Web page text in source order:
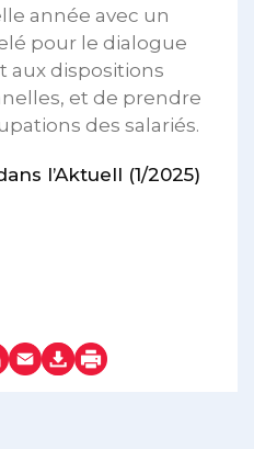
année avec un
pour le dialogue
aux dispositions
et de prendre
des salariés.
l’Aktuell (1/2025)